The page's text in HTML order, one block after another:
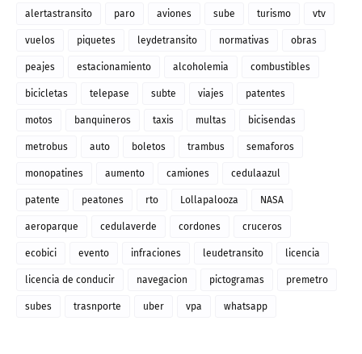
alertastransito paro aviones sube turismo vtv
vuelos piquetes leydetransito normativas obras
peajes estacionamiento alcoholemia combustibles
bicicletas telepase subte viajes patentes
motos banquineros taxis multas bicisendas
metrobus auto boletos trambus semaforos
monopatines aumento camiones cedulaazul
patente peatones rto Lollapalooza NASA
aeroparque cedulaverde cordones cruceros
ecobici evento infraciones leudetransito licencia
licencia de conducir navegacion pictogramas premetro
subes trasnporte uber vpa whatsapp